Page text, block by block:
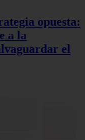
opuesta:
a la
el